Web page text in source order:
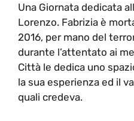
Una Giornata dedicata
Lorenzo. Fabrizia è
2016, per mano del
durante l’attentato ai
Città le dedica uno
la sua esperienza ed il
quali credeva.